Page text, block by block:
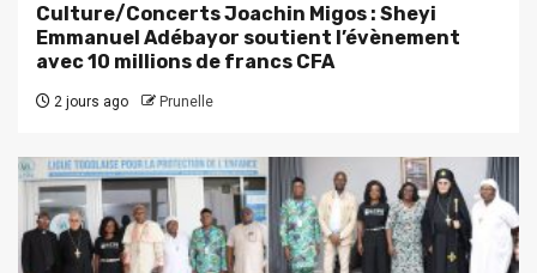
Culture/Concerts Joachin Migos : Sheyi
Emmanuel Adébayor soutient l’évènement
avec 10 millions de francs CFA
2 jours ago Prunelle